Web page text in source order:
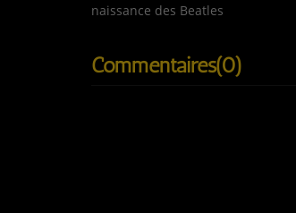
LES JEUX-CONCOURS
naissance des Beatles
Commentaires(0)